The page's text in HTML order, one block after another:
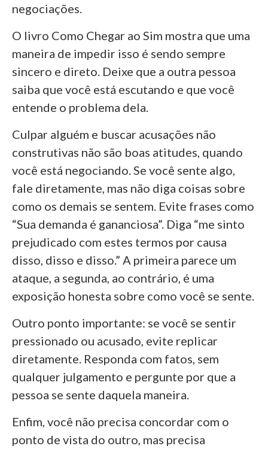
negociações.
O livro Como Chegar ao Sim mostra que uma
maneira de impedir isso é sendo sempre
sincero e direto. Deixe que a outra pessoa
saiba que você está escutando e que você
entende o problema dela.
Culpar alguém e buscar acusações não
construtivas não são boas atitudes, quando
você está negociando. Se você sente algo,
fale diretamente, mas não diga coisas sobre
como os demais se sentem. Evite frases como
“Sua demanda é gananciosa”. Diga “me sinto
prejudicado com estes termos por causa
disso, disso e disso.” A primeira parece um
ataque, a segunda, ao contrário, é uma
exposição honesta sobre como você se sente.
Outro ponto importante: se você se sentir
pressionado ou acusado, evite replicar
diretamente. Responda com fatos, sem
qualquer julgamento e pergunte por que a
pessoa se sente daquela maneira.
Enfim, você não precisa concordar com o
ponto de vista do outro, mas precisa